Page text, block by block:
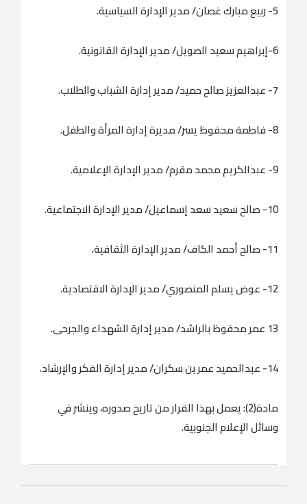
5- ربيع مبارك غصان/ مدير الإدارة السياسية.
6-إبراهيم سعيد الصويل/ مدير الإدارة القانونية.
7- عبدالعزيز صالح حميد/ مدير إدارة الشباب والطلاب.
8- فاطمة محفوظ يسر/ مديرة إدارة المرأة والطفل.
9- عبدالكريم محمد مقرم/ مدير الإدارة الإعلامية.
10- صالح سعيد سعد إسماعيل/ مدير الإدارة الاجتماعية.
11- صالح أحمد الكاف/ مدير الإدارة الثقافية.
12- عوض يسلم المنصوري/ مدير الإدارة الاقتصادية.
13 عمر محفوظ بالراشد/ مدير إدارة الشهداء والجرحى.
14- عبدالحميد عمر بن سكران/ مدير إدارة الفكر والإرشاد.
مادة(2): يعمل بهذا القرار من تاريخ صدوره، وينشر في
وسائل الإعلام الجنوبية.